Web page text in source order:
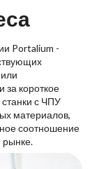
Portalium -
за короткое
с ЧПУ
материалов,
соотношение
рынке.